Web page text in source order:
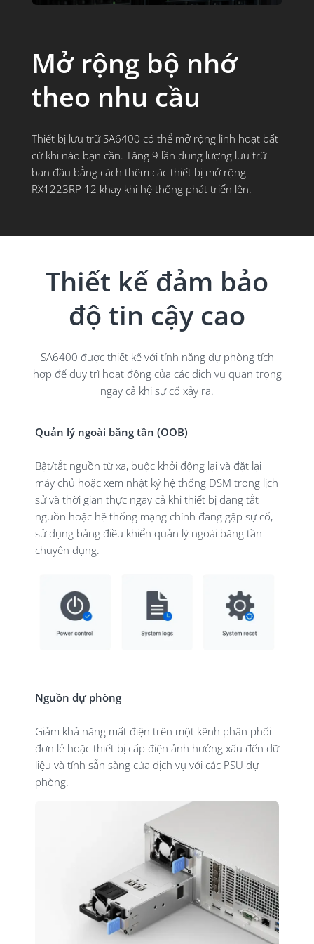
Mở rộng bộ nhớ
theo nhu cầu
Thiết bị lưu trữ SA6400 có thể mở rộng linh hoạt bất
cứ khi nào bạn cần. Tăng 9 lần dung lượng lưu trữ
ban đầu bằng cách thêm các thiết bị mở rộng
RX1223RP 12 khay khi hệ thống phát triển lên.
Thiết kế đảm bảo
độ tin cậy cao
SA6400 được thiết kế với tính năng dự phòng tích
hợp để duy trì hoạt động của các dịch vụ quan trọng
ngay cả khi sự cố xảy ra.
Quản lý ngoài băng tần (OOB)
Bật/tắt nguồn từ xa, buộc khởi động lại và đặt lại
máy chủ hoặc xem nhật ký hệ thống DSM trong lịch
sử và thời gian thực ngay cả khi thiết bị đang tắt
nguồn hoặc hệ thống mạng chính đang gặp sự cố,
sử dụng bảng điều khiển quản lý ngoài băng tần
chuyên dụng.
Nguồn dự phòng
Giảm khả năng mất điện trên một kênh phân phối
đơn lẻ hoặc thiết bị cấp điện ảnh hưởng xấu đến dữ
liệu và tính sẵn sàng của dịch vụ với các PSU dự
phòng.